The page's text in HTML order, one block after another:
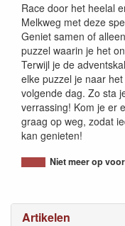
Artikelen
Race door het heelal
Melkweg met deze
Geniet samen of
puzzel waarin je het
Terwijl je de
elke puzzel je naar
volgende dag. Zo sta
verrassing! Kom je er
graag op weg, zodat
kan genieten!
Niet meer op